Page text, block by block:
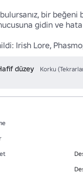
bir beğeni
gidin ve
Irish Lore,
düzey
Korku